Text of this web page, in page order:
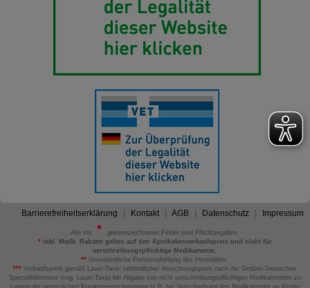
Barrierefreiheitserklärung Kontakt AGB Datenschutz Impressum
Alle mit
gekennzeichneten Felder sind Pflichtangaben.
*inkl. MwSt. Rabatte gelten auf den Apothekenverkaufspreis und nicht für
verschreibungspflichtige Medikamente.
** Unverbindliche Preisempfehlung des Herstellers.
*** Verkaufspreis gemäß Lauer-Taxe; verbindlicher Abrechnungspreis nach der Großen Deutschen
Spezialitätentaxe (sog. Lauer-Taxe) bei Abgabe von nicht verschreibungspflichtigen Medikamenten zu
Lasten der gesetzlichen Krankenversicherungen (z.B. bei Verschreibung des Medikaments an Kinder